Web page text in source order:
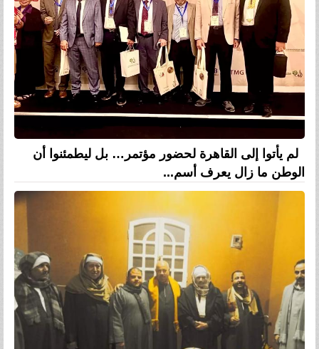
لم يأتوا إلى القاهرة لحضور مؤتمر… بل ليطمئنوا أن
الوطن ما زال يعرف أسم...